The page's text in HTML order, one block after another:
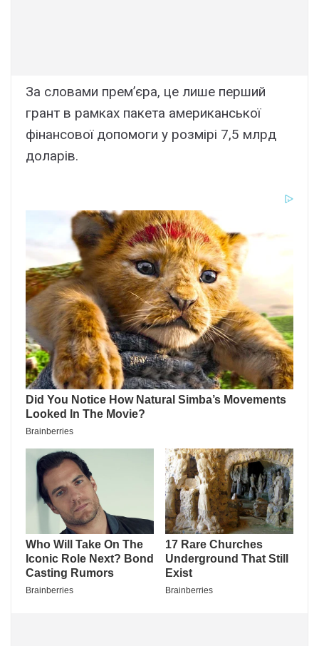
За словами прем’єра, це лише перший
грант в рамках пакета американської
фінансової допомоги у розмірі 7,5 млрд
доларів.